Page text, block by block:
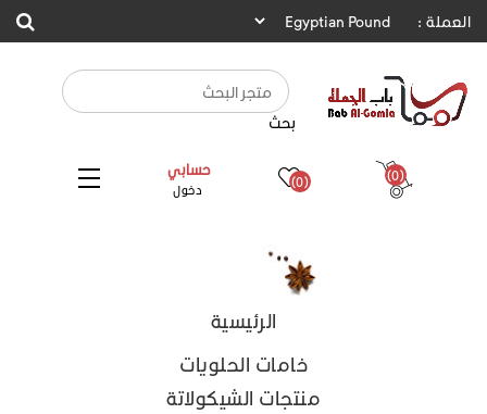
العملة :
بحث
حسابي
دخول (0) (0)
الرئيسية
خامات الحلويات
منتجات الشيكولاتة